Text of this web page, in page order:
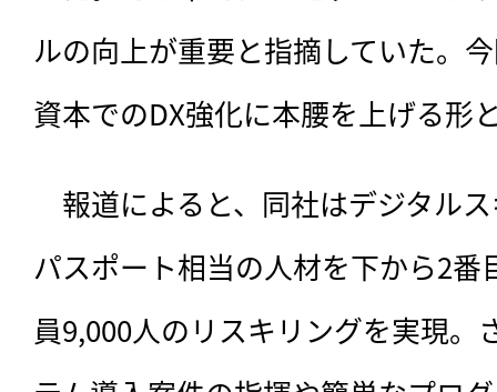
ルの向上が重要と指摘していた。
資本でのDX強化に本腰を上げる形
報道によると、同社はデジタル
パスポート相当の人材を下から2番
員9,000人のリスキリングを実現。